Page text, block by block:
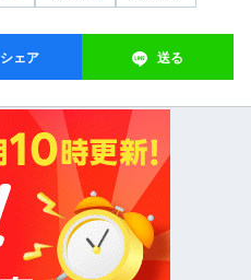
シェア 送る